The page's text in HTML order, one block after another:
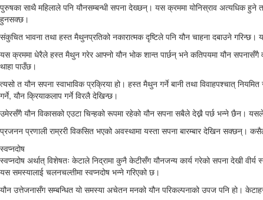
पुरुषका साथै महिलाले पनि यौनसम्बन्धी सपना देख्छन्। यस क्रममा योनिस्राव अत्यधिक हुने
हुनसक्छ।
संकुचित भावना तथा हस्त मैथुनप्रतिको नकारात्मक दृष्टिले पनि यौन चाहना दबाउने
यस क्रममा धेरैले हस्त मैथुन गरेर आफ्नो यौन भोक शान्त पार्छन् भने कतिपयमा यौन
थाहा पाउँछ।
त्यसो त यौन सपना स्वाभाविक प्रक्रिया हो। हस्त मैथुन गर्ने बानी तथा विवाहपश्चात्
गर्ने, यौन क्रियाकलाप गर्ने विरलै देखिन्छ।
उमेरसँगै यौन विकासको एउटा चिन्हको रूपमा रहेको यौन सपना सबैले देख्नै पर्छ भन्ने छैन।
प्रजनन प्रणाली राम्ररी विकसित भएको अवस्थामा यस्ता सपना बारम्बार देखिन सक्छन्।
स्वप्नदोष
स्वप्नदोष अर्थात् विशेषतः केटाले निद्रामा कुनै केटीसँग यौनजन्य कार्य गरेको सपना देखी
यस समस्यालाई चलनचल्तीमा स्वप्नदोष भन्ने गरिएको छ।
यौन उत्तेजनासँग सम्बन्धित यो समस्या अचेतन मनको यौन परिकल्पनाको उपज पनि हो।